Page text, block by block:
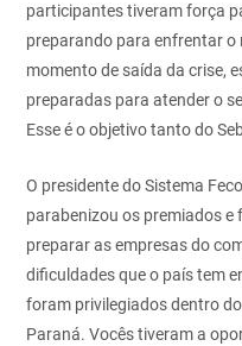
participantes tiveram força
preparando para enfrentar o
momento de saída da crise,
preparadas para atender o
Esse é o objetivo tanto do
O presidente do Sistema
parabenizou os premiados e
preparar as empresas do
dificuldades que o país tem
foram privilegiados dentro
Paraná. Vocês tiveram a